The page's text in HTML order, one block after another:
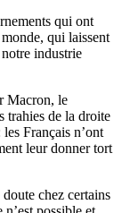
qui ont
qui laissent
industrie
Macron, le
trahies de la droite
Français n’ont
leur donner tort
chez certains